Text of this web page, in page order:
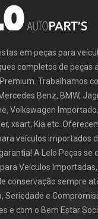
em peças para
completos de peças
Trabalhamos
Benz, BMW,
Volkswagen
xsart, Kia etc.
veículos importados
A Lelo Peças se
Veículos Importadas,
conservação sempre
Seriedade e
e com o Bem Estar